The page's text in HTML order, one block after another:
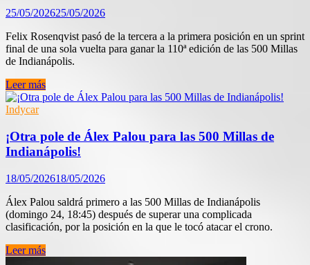
25/05/202625/05/2026
Felix Rosenqvist pasó de la tercera a la primera posición en un sprint
final de una sola vuelta para ganar la 110ª edición de las 500 Millas
de Indianápolis.
Rosenqvist
gana
la
2026
en
el
más
ajustado
de
la
historia;
Palou
7º
Leer más
Indycar
¡Otra pole de Álex Palou para las 500 Millas de
Indianápolis!
18/05/202618/05/2026
Álex Palou saldrá primero a las 500 Millas de Indianápolis
(domingo 24, 18:45) después de superar una complicada
clasificación, por la posición en la que le tocó atacar el crono.
¡Otra
Leer más